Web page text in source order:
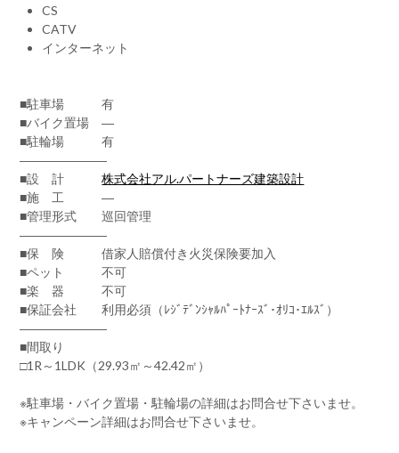
CS
CATV
インターネット
■駐車場 有
■バイク置場 ―
■駐輪場 有
―――――――
■設 計株式会社アル.パートナーズ建築設計
■施 工 ―
■管理形式 巡回管理
―――――――
■保 険 借家人賠償付き火災保険要加入
■ペット 不可
■楽 器 不可
■保証会社 利用必須（ﾚｼﾞﾃﾞﾝｼｬﾙﾊﾟｰﾄﾅｰｽﾞ･ｵﾘｺ･ｴﾙｽﾞ）
―――――――
■間取り
□1R～1LDK（29.93㎡～42.42㎡）
※駐車場・バイク置場・駐輪場の詳細はお問合せ下さいませ。
※キャンペーン詳細はお問合せ下さいませ。